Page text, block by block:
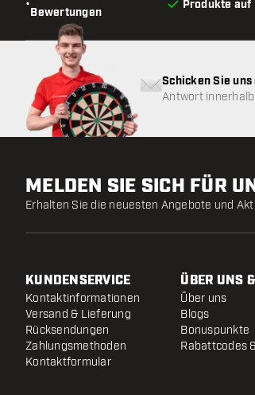
•
Bewertungen
Produkte auf
Schicken Sie uns
Antwort
MELDEN SIE SICH FÜR
Erhalten Sie die neuesten Angebote und
KUNDENSERVICE
Kontaktinformationen
Versand & Lieferung
Rücksendungen
Zahlungsmethoden
Kontaktformular
ÜBER UNS
Über uns
Blogs
Bonuspunkte
Rabattcodes